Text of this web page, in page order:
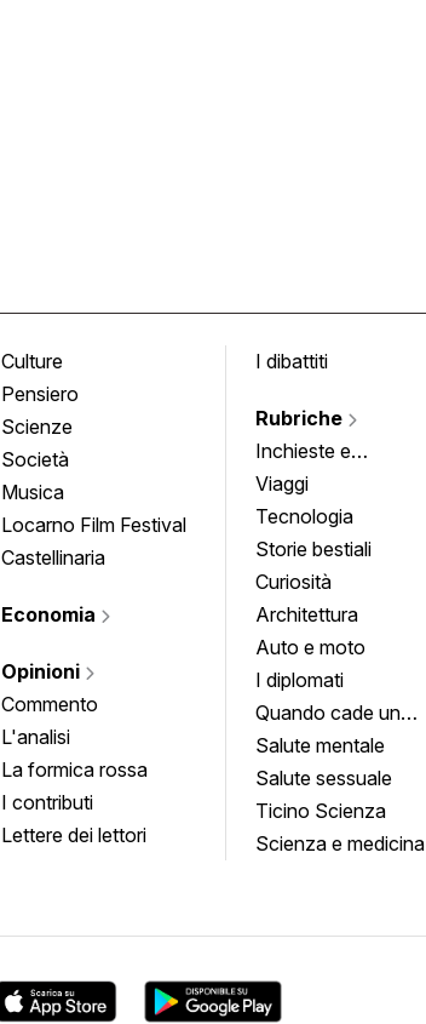
Culture
Pensiero
Scienze
Società
Musica
Locarno Film Festival
Castellinaria
Economia
Opinioni
Commento
L'analisi
La formica rossa
I contributi
Lettere dei lettori
I dibattiti
Rubriche
Inchieste e
approfondimenti
Viaggi
Tecnologia
Storie bestiali
Curiosità
Architettura
Auto e moto
I diplomati
Quando cade un
quadro
Salute mentale
Salute sessuale
Ticino Scienza
Scienza e medicina